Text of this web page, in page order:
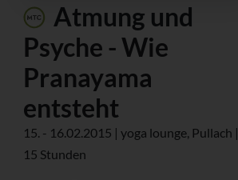
Atmung und
Psyche - Wie
Pranayama
entsteht
15. - 16.02.2015 | yoga lounge, Pullach |
15 Stunden